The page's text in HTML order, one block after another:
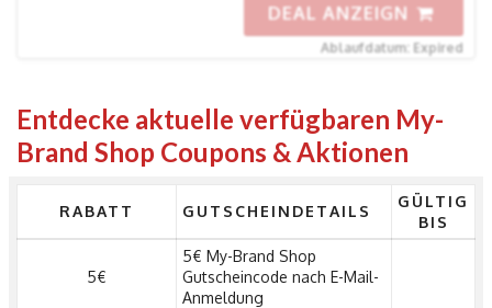
DEAL ANZEIGN
Ablaufdatum: Expired
Entdecke aktuelle verfügbaren My-
Brand Shop Coupons & Aktionen
RABATT GUTSCHEINDETAILS
GÜLTIG
BIS
5€
5€ My-Brand Shop
Gutscheincode nach E-Mail-
Anmeldung